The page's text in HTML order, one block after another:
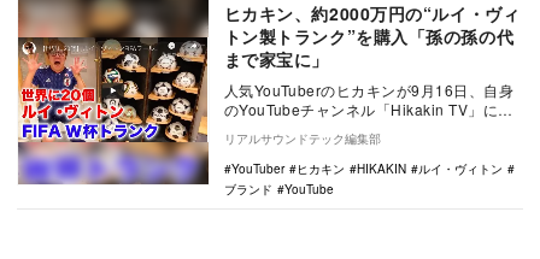
ヒカキン、約2000万円の“ルイ・ヴィ
トン製トランク”を購入「孫の孫の代
まで家宝に」
人気YouTuberのヒカキンが9月16日、自身
のYouTubeチャンネル「Hikakin TV」に、
世界に20個しかない超レア…
リアルサウンドテック編集部
YouTuber
ヒカキン HIKAKIN
ルイ・ヴィトン
ブランド
YouTube